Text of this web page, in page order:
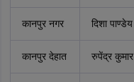
कानपुर नगर दिशा पाण्डेय
कानपुर देहात रुपेंद्र कुमार